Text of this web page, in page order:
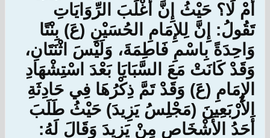
أَمْ لَا؟ حَيْثُ إِنَّ أَغْلَبَ الرِّوَايَاتِ
تَقُولُ: إِنَّ لِلإِمَامِ الحُسَيْنِ (عَ) بِنْتًا
وَاحِدَةً بِاسْمِ فَاطِمَةَ، وَلَيْسَ اثْنَتَانِ،
وَقَدْ كَانَتْ مَعَ السَّبَايَا بَعْدَ اسْتِشْهَادِ
الإِمَامِ (عَ) وَقَدْ تَمَّ ذِكْرُهَا فِي حَادِثَةِ
الأَرْبَعِينَ (مَجْلِسُ يَزِيدَ) حَيْثُ طَلَبَ
أَحَدُ الأَشْخَاصِ مِنْ يَزِيدَ وَقَالَ لَهُ: